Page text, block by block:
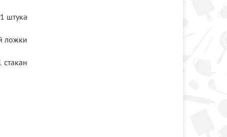
1 штука
ложки
стакан